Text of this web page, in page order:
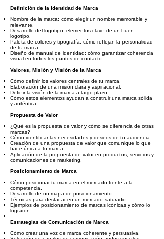
Definición de la Identidad de Marca
Nombre de la marca: cómo elegir un nombre memorable y
relevante.
Desarrollo del logotipo: elementos clave de un buen
logotipo.
Paleta de colores y tipografía: cómo reflejan la personalidad
de tu marca.
Diseño de manual de identidad: cómo garantizar coherencia
visual en todos los puntos de contacto.
Valores, Misión y Visión de la Marca
Cómo definir los valores centrales de tu marca.
Elaboración de una misión clara y aspiracional.
Definir la visión de la marca a largo plazo.
Cómo estos elementos ayudan a construir una marca sólida
y auténtica.
Propuesta de Valor
¿Qué es la propuesta de valor y cómo se diferencia de otras
marcas?
Cómo identificar las necesidades y deseos de tu audiencia.
Creación de una propuesta de valor que comunique lo que
hace única a tu marca.
Aplicación de la propuesta de valor en productos, servicios y
comunicaciones de marketing.
Posicionamiento de Marca
Cómo posicionar tu marca en el mercado frente a la
competencia.
Desarrollo de un mapa de posicionamiento.
Técnicas para destacar en un mercado saturado.
Ejemplos de posicionamiento de marcas icónicas y cómo lo
lograron.
Estrategias de Comunicación de Marca
Cómo crear una voz de marca coherente y persuasiva.